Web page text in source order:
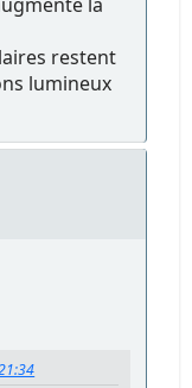
la
restent
lumineux